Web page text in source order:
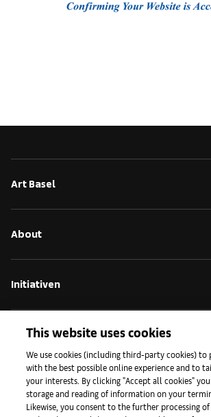
Art Basel
About
Initiativen
Presse
Apps
This website uses cookies
We use cookies (including third-party cookies) to
with the best possible online experience and to
your interests. By clicking "Accept all cookies"
storage and reading of information on your
Likewise, you consent to the further processing